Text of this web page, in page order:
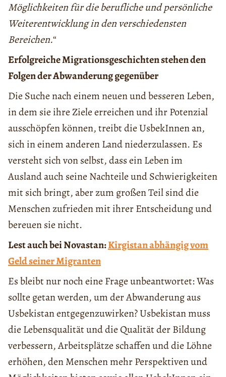
Möglichkeiten für die berufliche und persönliche
Weiterentwicklung in den verschiedensten
Bereichen.“
Erfolgreiche Migrationsgeschichten stehen den
Folgen der Abwanderung gegenüber
Die Suche nach einem neuen und besseren Leben,
in dem sie ihre Ziele erreichen und ihr Potenzial
ausschöpfen können, treibt die UsbekInnen an,
sich in einem anderen Land niederzulassen. Es
versteht sich von selbst, dass ein Leben im
Ausland auch seine Nachteile und Schwierigkeiten
mit sich bringt, aber zum großen Teil sind die
Menschen zufrieden mit ihrer Entscheidung und
bereuen sie nicht.
Lest auch bei Novastan:Kirgistan abhängig vom
Geld seiner Migranten
Es bleibt nur noch eine Frage unbeantwortet: Was
sollte getan werden, um der Abwanderung aus
Usbekistan entgegenzuwirken? Usbekistan muss
die Lebensqualität und die Qualität der Bildung
verbessern, Arbeitsplätze schaffen und die Löhne
erhöhen, den Menschen mehr Perspektiven und